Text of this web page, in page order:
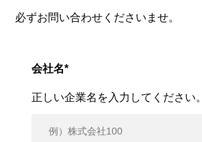
必ずお問い合わせくださいませ。
会社名*
正しい企業名を入力してください。